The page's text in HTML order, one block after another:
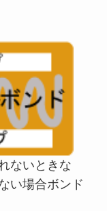
ないときな
い場合ボンド